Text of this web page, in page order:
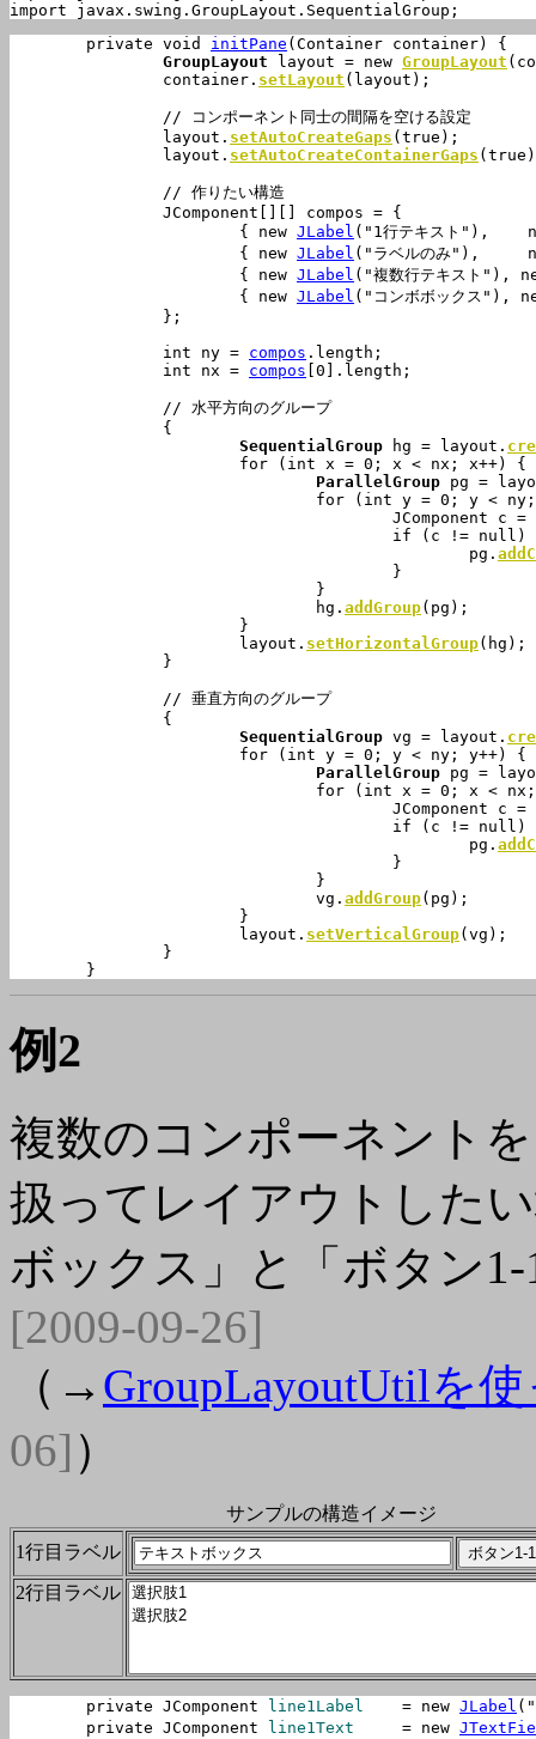
import javax.swing.GroupLayout.SequentialGroup;
	private void
initPane (Container container) {
GroupLayout layout = new GroupLayout
		container.
setLayout (layout);
		layout.
setAutoCreateGaps (true);
		layout.
setAutoCreateContainerGaps
		JComponent[][]
compos = {
			{ new
JLabel ("1行テキスト"),
			{ new
JLabel ("ラベルのみ
			{ new
JLabel ("複数行テキスト"),
			{ new
JLabel ("コンボボックス"),
		int ny =
compos .length;
		int nx =
compos [0].length;
SequentialGroup hg = layout.
ParallelGroup pg =
					JComponent c =
						pg.
				hg.
addGroup(pg);
			layout.
setHorizontalGroup(hg);
SequentialGroup vg = layout.
ParallelGroup pg =
					JComponent c =
						pg.
				vg.
addGroup(pg);
			layout.
setVerticalGroup(vg);
	}
例2
複数のコンポーネント
扱ってレイアウトした
ボックス」と「ボタン
[2009-09-26]
（→ GroupLayoutUtilを
06] ）
サンプルの構造イメージ
1行目ラベル
2行目ラベル
	private JComponent
line1Label
    = new
JLabel
	private JComponent
line1Text
     = new